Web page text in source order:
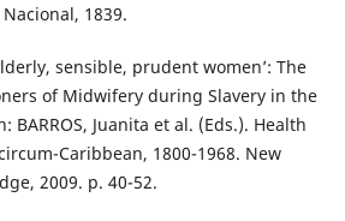
1839.
sensible, prudent women’: The
of Midwifery during Slavery in the
BARROS, Juanita et al. (Eds.). Health
Caribbean, 1800-1968. New
2009. p. 40-52.